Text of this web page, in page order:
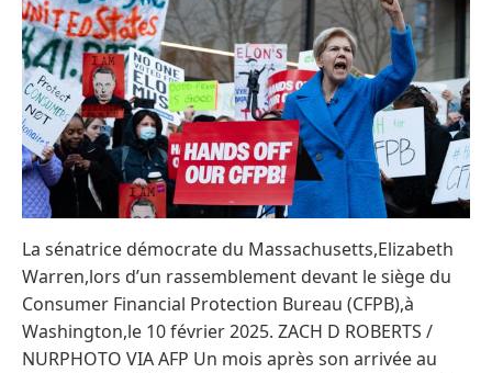
La sénatrice démocrate du Massachusetts,Elizabeth
Warren,lors d’un rassemblement devant le siège du
Consumer Financial Protection Bureau (CFPB),à
Washington,le 10 février 2025. ZACH D ROBERTS /
NURPHOTO VIA AFP Un mois après son arrivée au